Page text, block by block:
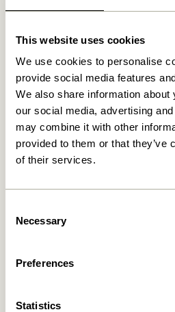
This website uses cookies
We use cookies to personalise
provide social media features
We also share information
our social media, advertising
may combine it with other
provided to them or that they’ve
of their services.
Selection
Necessary
Preferences
Statistics
In den warenkorb